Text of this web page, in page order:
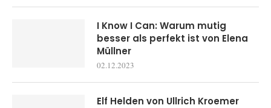
I Know I Can: Warum mutig
besser als perfekt ist von Elena
Müllner
02.12.2023
Elf Helden von Ullrich Kroemer